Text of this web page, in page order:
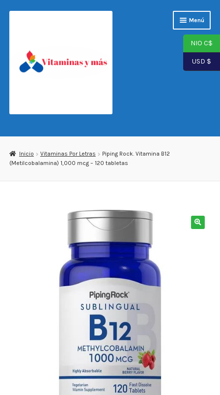
Menú
Suplementos Herbales
Inicio Vitaminas Por Letras
Piping Rock. Vitamina B12
(Metilcobalamina) 1,000 mcg – 120 tabletas
NIO C$
USD $